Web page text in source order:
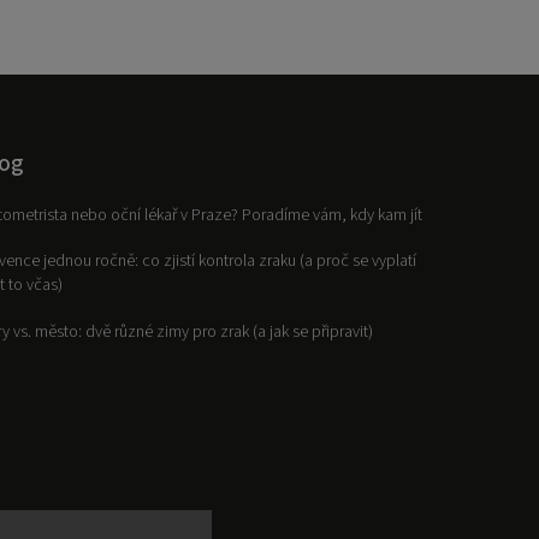
nebo oční lékař v Praze? Poradíme vám, kdy kam jít
jednou ročně: co zjistí kontrola zraku (a proč se vyplatí
to včas)
vs. město: dvě různé zimy pro zrak (a jak se připravit)